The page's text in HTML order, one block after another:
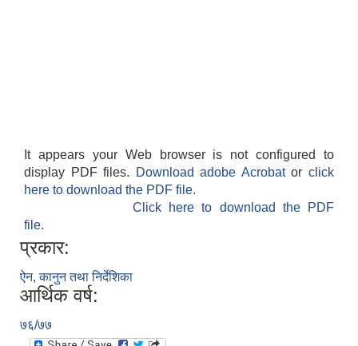
It appears your Web browser is not configured to
display PDF files.
Download adobe Acrobatorclick
here to download the PDF file.
Click here to download the PDF
file.
प्रकार:
ऐन, कानुन तथा निर्देशिका
आर्थिक वर्ष:
७६/७७